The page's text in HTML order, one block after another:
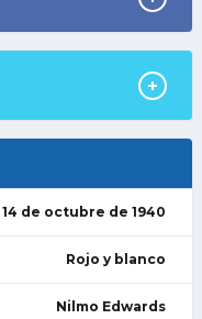
14 de octubre de 1940
Rojo y blanco
Nilmo Edwards